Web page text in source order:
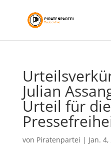
Julian
Urteil für die
von Piratenpartei | Jan. 4,